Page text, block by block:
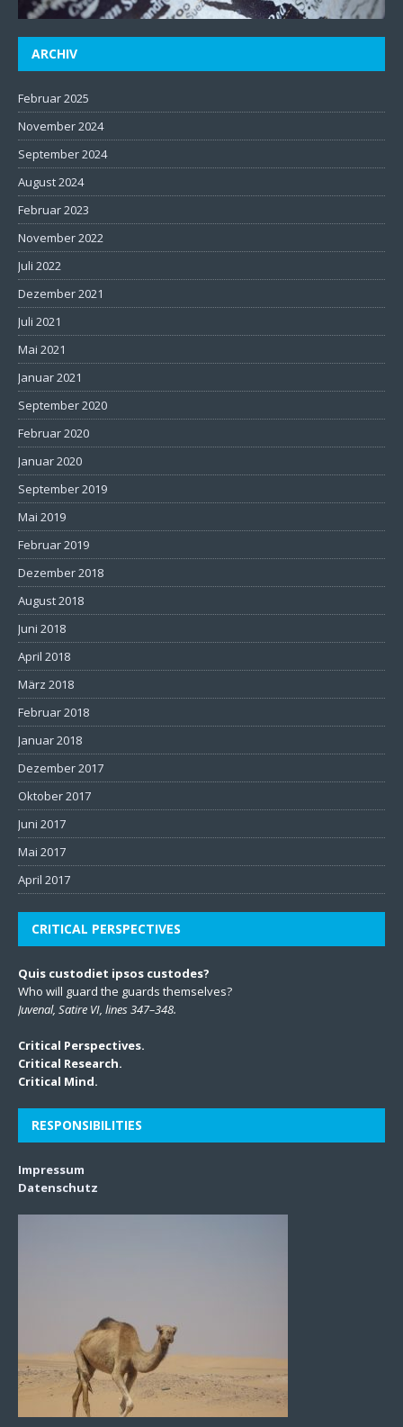
ARCHIV
Februar 2025
November 2024
September 2024
August 2024
Februar 2023
November 2022
Juli 2022
Dezember 2021
Juli 2021
Mai 2021
Januar 2021
September 2020
Februar 2020
Januar 2020
September 2019
Mai 2019
Februar 2019
Dezember 2018
August 2018
Juni 2018
April 2018
März 2018
Februar 2018
Januar 2018
Dezember 2017
Oktober 2017
Juni 2017
Mai 2017
April 2017
CRITICAL PERSPECTIVES
Quis custodiet ipsos custodes?
Who will guard the guards themselves?
Juvenal, Satire VI, lines 347–348.
Critical Perspectives.
Critical Research.
Critical Mind.
RESPONSIBILITIES
Impressum
Datenschutz